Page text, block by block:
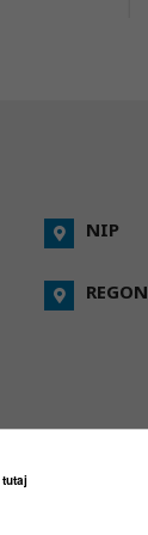
NIP
REGON
tutaj